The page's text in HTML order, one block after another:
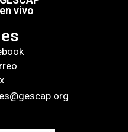
vivo
x